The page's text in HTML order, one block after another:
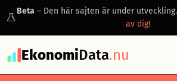
Beta – Den här sajten är under
av dig!
EkonomiData.nu